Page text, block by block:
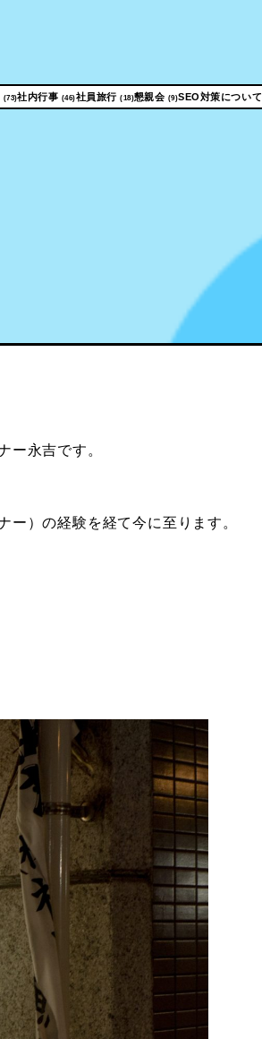
(73)社内行事(46)社員旅行(18)懇親会(9)SEO対策について
ー永吉です。
）の経験を経て今に至ります。